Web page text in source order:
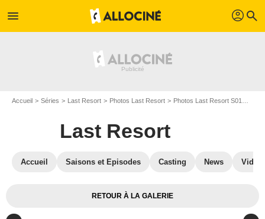
menu profil search
Accueil Séries Last Resort Photos Last Resort Photos Last Resort S01
Last Resort
Accueil Saisons et Episodes Casting News
RETOUR À LA GALERIE